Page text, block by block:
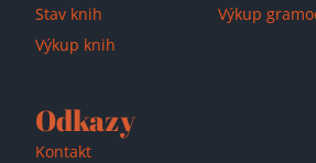
Stav knih
Výkup knih
Výkup
Odkazy
Kontakt